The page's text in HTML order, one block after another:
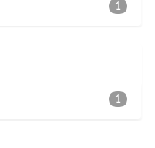
1
1